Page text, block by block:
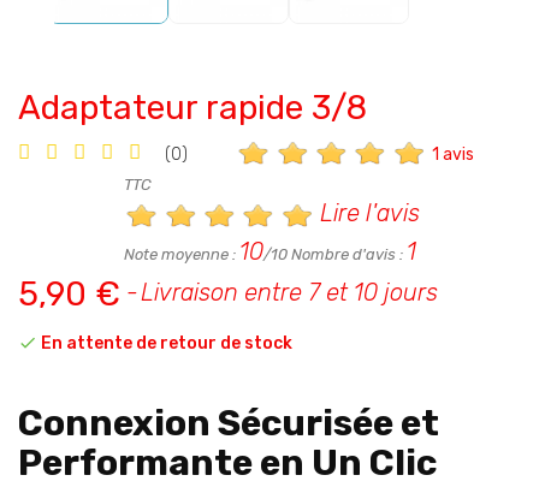
Adaptateur rapide 3/8
(0) 1 avis
5,90 €
TTC
Lire l'avis
Note moyenne : 10/10 Nombre d'avis : 1
Livraison entre 7 et 10 jours
 En attente de retour de stock
Connexion Sécurisée et
Performante en Un Clic